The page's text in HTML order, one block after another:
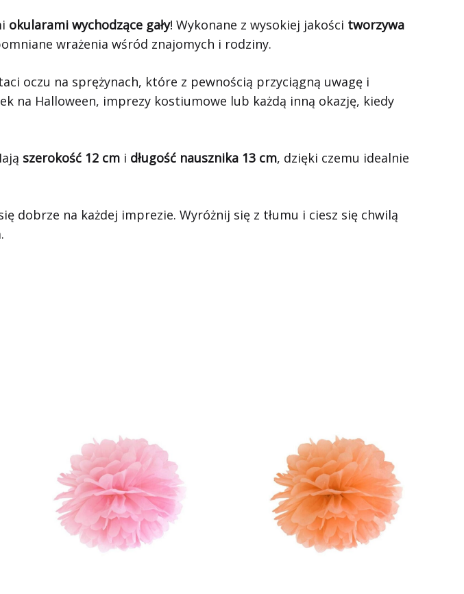
okularami wychodzące gały! Wykonane z wysokiej jakości tworzywa
wrażenia wśród znajomych i rodziny.
oczu na sprężynach, które z pewnością przyciągną uwagę i
na Halloween, imprezy kostiumowe lub każdą inną okazję, kiedy
szerokość 12 cm i długość nausznika 13 cm, dzięki czemu idealnie
dobrze na każdej imprezie. Wyróżnij się z tłumu i ciesz się chwilą